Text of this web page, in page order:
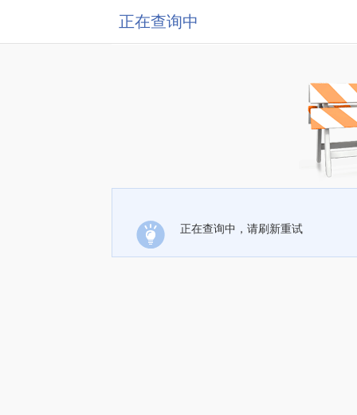
正在查询中
正在查询中，请刷新重试